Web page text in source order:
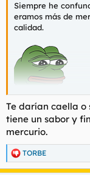
Siempre he
eramos más de
calidad.
Te darían caella o
tiene un sabor y
mercurio.
R
e
TORBE